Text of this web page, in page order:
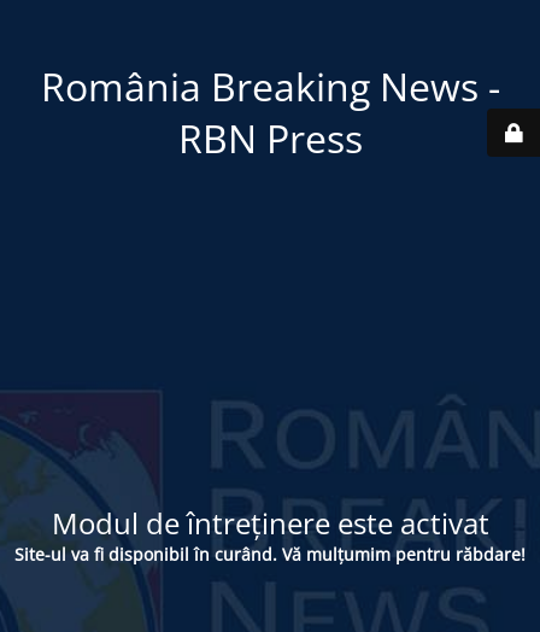
România Breaking News -
RBN Press
Modul de întreținere este activat
Site-ul va fi disponibil în curând. Vă mulțumim pentru răbdare!